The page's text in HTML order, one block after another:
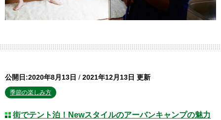
公開日:2020年8月13日 / 2021年12月13日 更新
季節の楽しみ方
街でテント泊！Newスタイルのアーバンキャンプの魅力